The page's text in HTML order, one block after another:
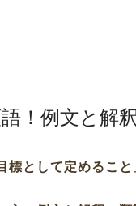
！例文と解釈
標として定めること